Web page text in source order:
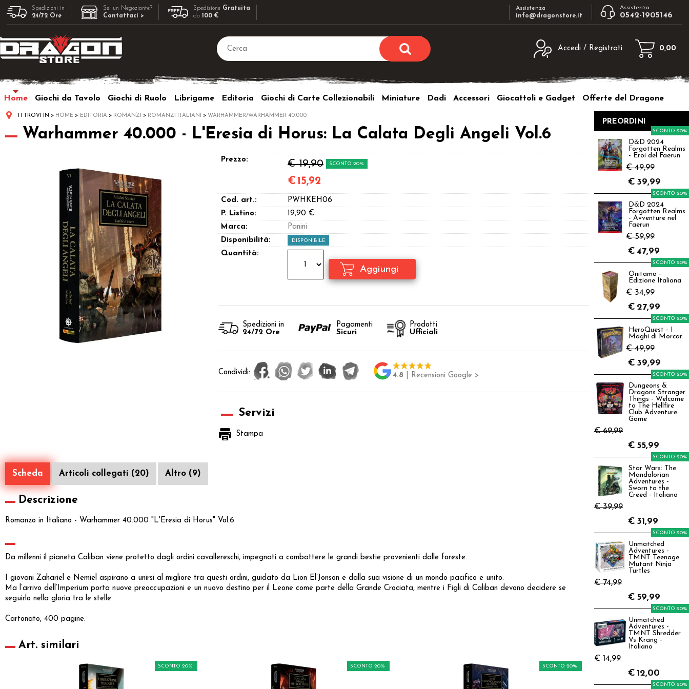
Spedizioni in
24/72 Ore
Sei un Negoziante?
Contattaci >
Spedizione Gratuita
da100 €
Assistenza
info@dragonstore.it
Assistenza
0542-1905146
Accedi / Registrati
utente e la password e poi clicca sul
Nome utente:
Password:
sito clicca sul pulsante "Registrati"
0,00
Home Giochi da Tavolo Giochi di Ruolo Librigame Editoria Giochi di Carte Collezionabili Miniature Dadi Accessori Giocattoli e Gadget Offerte del Dragone
TI TROVI IN HOME EDITORIA ROMANZI ROMANZI ITALIANI WARHAMMER/WARHAMMER 40.000
Warhammer 40.000 - L'Eresia di Horus: La Calata Degli Angeli Vol.6
Prezzo: € 19,90 SCONTO 20%
€ 15,92
Cod. art.:
PWHKEH06
P. Listino:
19,90 €
Marca:
Panini
Disponibilità:
DISPONIBILE
Quantità:
Spedizioni in
24/72 Ore
Pagamenti
Sicuri
Prodotti
Ufficiali
Condividi: 4.8 | Recensioni Google >
Servizi
Stampa
Scheda Articoli collegati (20) Altro (9)
Descrizione
Romanzo in Italiano - Warhammer 40.000 "L'Eresia di Horus" Vol.6
Da millenni il pianeta Caliban viene protetto dagli ordini cavallereschi, impegnati a combattere le grandi bestie provenienti dalle foreste.
I giovani Zahariel e Nemiel aspirano a unirsi al migliore tra questi ordini, guidato da Lion El’Jonson e dalla sua visione di un mondo pacifico e unito.
Ma l’arrivo dell’Imperium porta nuove preoccupazioni e un nuovo destino per il Leone come parte della Grande Crociata, mentre i Figli di Caliban devono decidere se
seguirlo nella gloria tra le stelle
Cartonato, 400 pagine.
Art. similari
SCONTO 20% SCONTO 20% SCONTO 20%
PREORDINI
D&D 2024
Forgotten Realms
- Eroi del Faerun
€ 49,99
SCONTO 20%
€ 39,99
D&D 2024
Forgotten Realms
- Avventure nel
Faerun
€ 59,99
SCONTO 20%
€ 47,99
Onitama -
Edizione Italiana
€ 34,99
SCONTO 20%
€ 27,99
HeroQuest - I
Maghi di Morcar
€ 49,99
SCONTO 20%
€ 39,99
Dungeons &
Dragons Stranger
Things - Welcome
to The Hellfire
Club Adventure
Game
€ 69,99
SCONTO 20%
€ 55,99
Star Wars: The
Mandalorian
Adventures -
Sworn to the
Creed - Italiano
€ 39,99
SCONTO 20%
€ 31,99
Unmatched
Adventures -
TMNT Teenage
Mutant Ninja
Turtles
€ 74,99
SCONTO 20%
€ 59,99
Unmatched
Adventures -
TMNT Shredder
Vs Krang -
Italiano
€ 14,99
SCONTO 20%
€ 12,00
SCONTO 20%